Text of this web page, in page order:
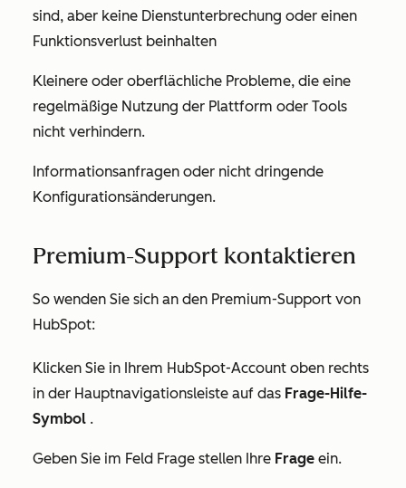
sind, aber keine Dienstunterbrechung oder einen
Funktionsverlust beinhalten
Kleinere oder oberflächliche Probleme, die eine
regelmäßige Nutzung der Plattform oder Tools
nicht verhindern.
Informationsanfragen oder nicht dringende
Konfigurationsänderungen.
Premium-Support kontaktieren
So wenden Sie sich an den Premium-Support von
HubSpot:
Klicken Sie in Ihrem HubSpot-Account oben rechts
in der Hauptnavigationsleiste auf das Frage-Hilfe-
Symbol .
Geben Sie im Feld Frage stellen Ihre Frage ein.